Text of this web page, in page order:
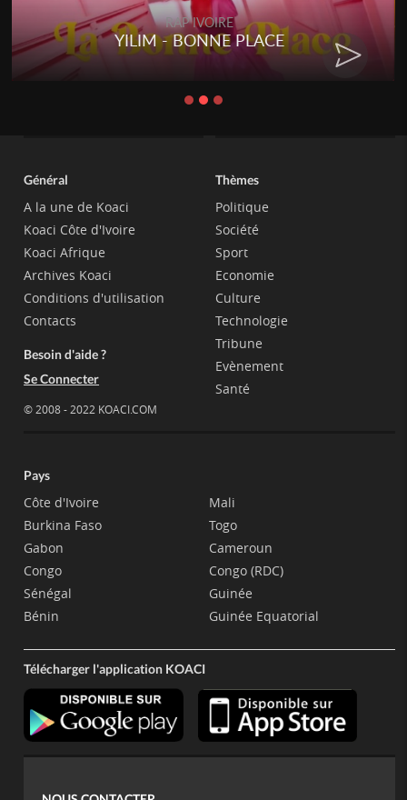
RAP IVOIRE
YILIM - BONNE PLACE
Général
A la une de Koaci
Koaci Côte d'Ivoire
Koaci Afrique
Archives Koaci
Conditions d'utilisation
Contacts
Besoin d'aide ?
Se Connecter
© 2008 - 2022 KOACI.COM
Thèmes
Politique
Société
Sport
Economie
Culture
Technologie
Tribune
Evènement
Santé
Pays
Côte d'Ivoire
Burkina Faso
Gabon
Congo
Sénégal
Bénin
Mali
Togo
Cameroun
Congo (RDC)
Guinée
Guinée Equatorial
Télécharger l'application KOACI